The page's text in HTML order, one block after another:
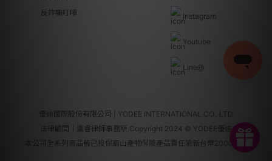
反詐騙叮嚀
Instagram
Youtube
Line@
優迪國際股份有限公司 | YODEE INTERNATIONAL CO., LTD
法律顧問｜瀛睿律師事務所 Copyright 2024 © YODEE優迪
本公司全系列商品皆已投保南山產物保險產品責任險新台幣2000萬元